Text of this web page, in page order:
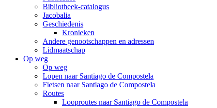
Bibliotheek-catalogus
Jacobalia
Geschiedenis
Kronieken
Andere genootschappen en adressen
Lidmaatschap
Op weg
Op weg
Lopen naar Santiago de Compostela
Fietsen naar Santiago de Compostela
Routes
Looproutes naar Santiago de Compostela